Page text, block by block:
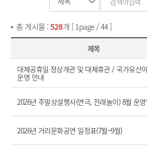
총 게시물 :528개 [ 1page / 44 ]
제목
대체공휴일 정상개관 및 대체휴관 / 국가유산
운영 안내
2026년 주말상설행사(연극, 전래놀이) 8월 운
2026년 거리문화공연 일정표(7월~9월)